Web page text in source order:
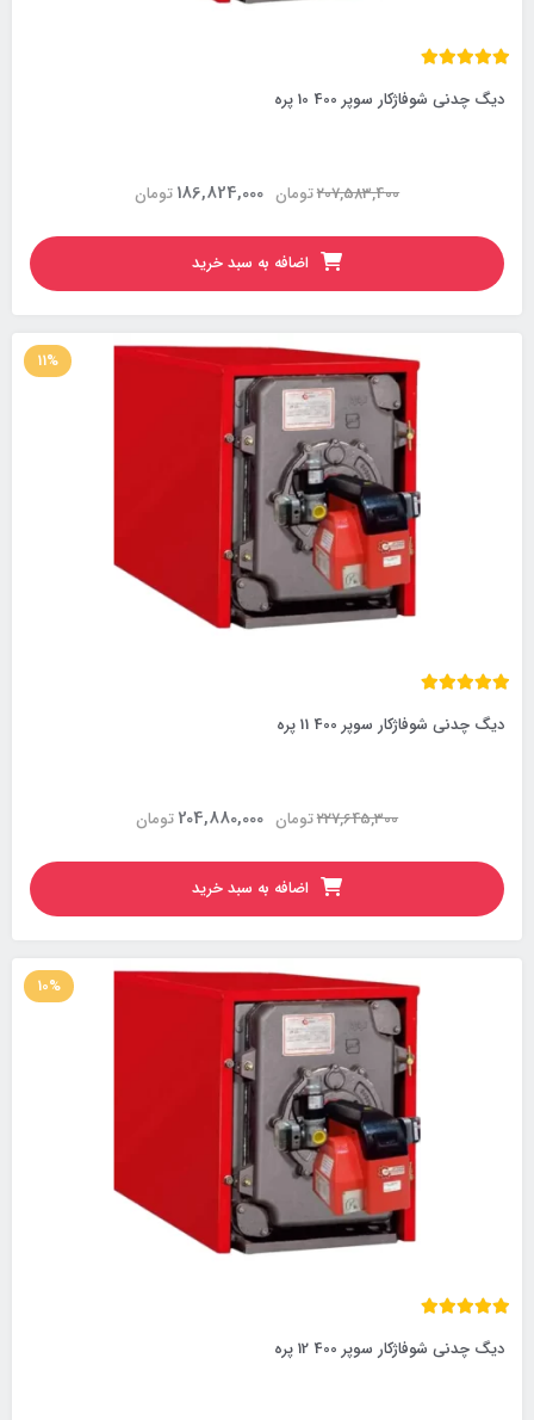
دیگ چدنی شوفاژکار سوپر 400 10 پره
تومان207,583,400 تومان186,824,000
اضافه به سبد خرید
11%
دیگ چدنی شوفاژکار سوپر 400 11 پره
تومان227,645,300 تومان204,880,000
اضافه به سبد خرید
10%
دیگ چدنی شوفاژکار سوپر 400 12 پره